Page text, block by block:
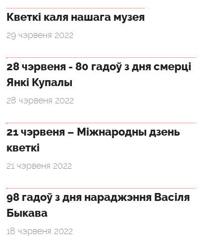
Кветкі каля нашага музея
29 чэрвеня 2022
28 чэрвеня - 80 гадоў з дня смерці
Янкі Купалы
28 чэрвеня 2022
21 чэрвеня – Міжнародны дзень
кветкі
21 чэрвеня 2022
98 гадоў з дня нараджэння Васіля
Быкава
18 чэрвеня 2022